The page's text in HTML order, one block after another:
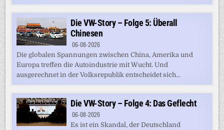
Die VW-Story – Folge 5: Überall
Chinesen
06-08-2026
Die globalen Spannungen zwischen China, Amerika und
Europa treffen die Autoindustrie mit Wucht. Und
ausgerechnet in der Volksrepublik entscheidet sich...
Die VW-Story – Folge 4: Das Geflecht
06-08-2026
Es ist ein Skandal, der Deutschland